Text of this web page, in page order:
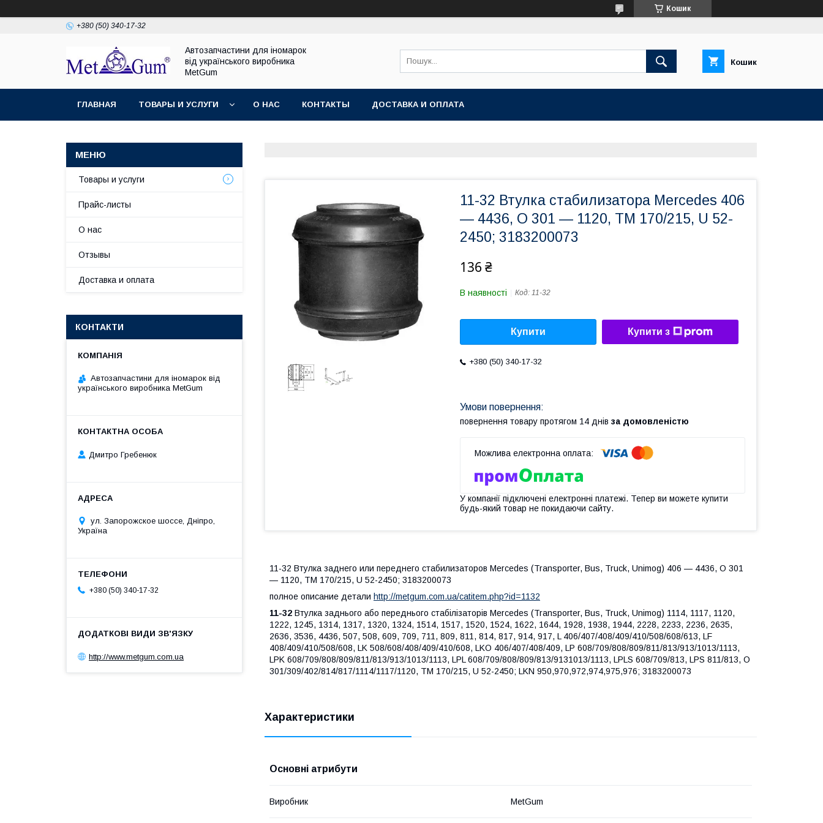
Кошик
+380 (50) 340-17-32
Автозапчастини для іномарок
від українського виробника
MetGum
Кошик
ГЛАВНАЯ ТОВАРЫ И УСЛУГИ О НАС КОНТАКТЫ ДОСТАВКА И ОПЛАТА
11-32 Втулка стабилизатора Mercedes 406
— 4436, O 301 — 1120, TM 170/215, U 52-
2450; 3183200073
136 ₴
В наявності Код: 11-32
Купити Купити з
+380 (50) 340-17-32
повернення товару протягом 14 днів за домовленістю
У компанії підключені електронні платежі. Тепер ви можете купити
будь-який товар не покидаючи сайту.
11-32 Втулка заднего или переднего стабилизаторов Mercedes (Transporter, Bus, Truck, Unimog) 406 — 4436, O 301
— 1120, TM 170/215, U 52-2450; 3183200073
полное описание детали http://metgum.com.ua/catitem.php?id=1132
11-32 Втулка заднього або переднього стабілізаторів Mercedes (Transporter, Bus, Truck, Unimog) 1114, 1117, 1120,
1222, 1245, 1314, 1317, 1320, 1324, 1514, 1517, 1520, 1524, 1622, 1644, 1928, 1938, 1944, 2228, 2233, 2236, 2635,
2636, 3536, 4436, 507, 508, 609, 709, 711, 809, 811, 814, 817, 914, 917, L 406/407/408/409/410/508/608/613, LF
408/409/410/508/608, LK 508/608/408/409/410/608, LKO 406/407/408/409, LP 608/709/808/809/811/813/913/1013/1113,
LPK 608/709/808/809/811/813/913/1013/1113, LPL 608/709/808/809/813/9131013/1113, LPLS 608/709/813, LPS 811/813, O
301/309/402/814/817/1114/1117/1120, TM 170/215, U 52-2450; LKN 950,970,972,974,975,976; 3183200073
Характеристики
Основні атрибути
Виробник MetGum
Товары и услуги
Прайс-листы
О нас
Отзывы
Доставка и оплата
КОНТАКТИ
Автозапчастини для іномарок від
українського виробника MetGum
Дмитро Гребенюк
ул. Запорожское шоссе, Дніпро,
Україна
+380 (50) 340-17-32
http://www.metgum.com.ua